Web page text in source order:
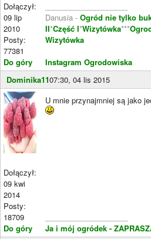
Dołączył:
09 lip
2010
Posty:
77381
Do góry
Danusia - Ogród nie tylko
II*Część I*Wizytówka***
Wizytówka
Instagram Ogrodowiska
Dominika1107:30, 04 lis 2015
Dołączył:
09 kwi
2014
Posty:
18709
Do góry
U mnie przynajmniej są jako
Ja i mój ogródek -